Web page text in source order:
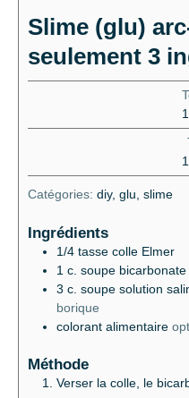
Slime (glu)
seulement 3
Catégories: diy, glu, slime
Ingrédients
1/4 tasse colle Elmer
1 c. soupe
3 c. soupe solution
borique
colorant alimentaire
Méthode
Verser la colle, le